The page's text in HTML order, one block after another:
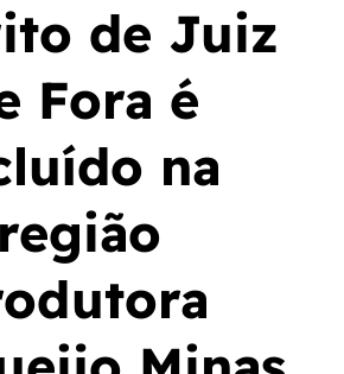
de Juiz
Fora é
na
região